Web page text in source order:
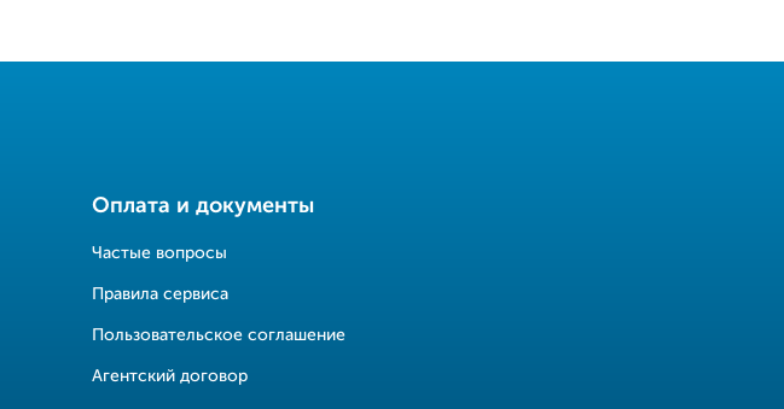
Оплата и документы
Частые вопросы
Правила сервиса
Пользовательское соглашение
Агентский договор